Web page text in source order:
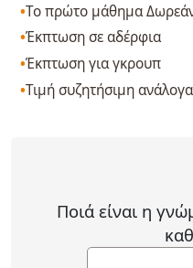
Το πρώτο μάθημα
Έκπτωση σε αδέρφια
Έκπτωση για γκρουπ
Τιμή συζητήσιμη
Ποιά είναι η